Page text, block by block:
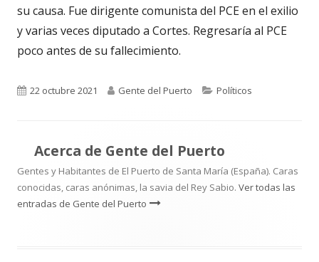
su causa. Fue dirigente comunista del PCE en el exilio
y varias veces diputado a Cortes. Regresaría al PCE
poco antes de su fallecimiento.
Publicado
22 octubre 2021 Autor
Gente del Puerto Categorías
Políticos
Acerca de Gente del Puerto
Gentes y Habitantes de El Puerto de Santa María (España). Caras
conocidas, caras anónimas, la savia del Rey Sabio. Ver todas las
entradas de Gente del Puerto